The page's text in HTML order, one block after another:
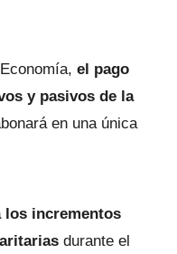
el pago
y pasivos de la
en una única
incrementos
durante el